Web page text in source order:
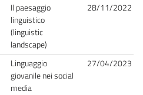
Il paesaggio
linguistico
(linguistic
landscape)
28/11/2022
Linguaggio
giovanile nei social
media
27/04/2023